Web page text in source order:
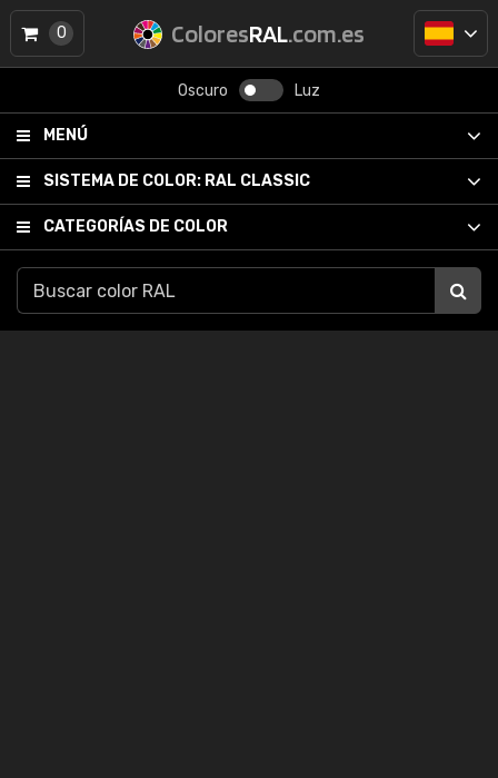
ColoresRAL.com.es
Oscuro Luz
MENÚ
SISTEMA DE COLOR: RAL CLASSIC
CATEGORÍAS DE COLOR
0